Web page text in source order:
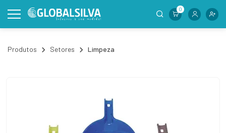
0
Produtos Setores Limpeza